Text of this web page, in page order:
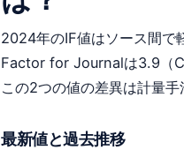
2024年のIF値はソース間で
Factor for Journalは3.9（
この2つの値の差異は計量
最新値と過去推移